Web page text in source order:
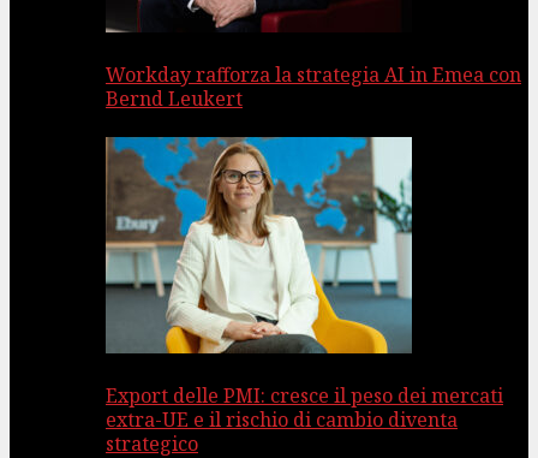
Workday rafforza la strategia AI in Emea con
Bernd Leukert
Export delle PMI: cresce il peso dei mercati
extra-UE e il rischio di cambio diventa
strategico